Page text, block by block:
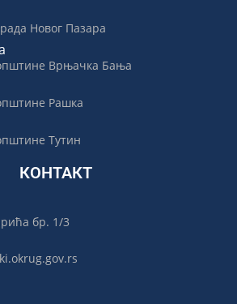
Новог Пазара
Врњачка Бања
Рашка
Тутин
КОНТАКТ
бр. 1/3